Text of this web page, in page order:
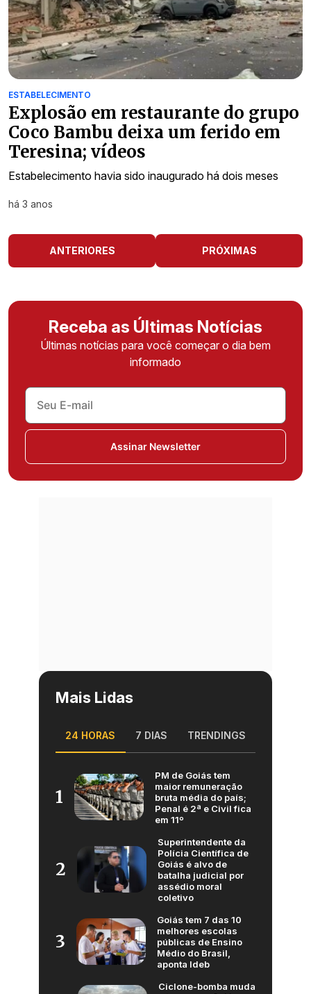
ESTABELECIMENTO
Explosão em restaurante do grupo
Coco Bambu deixa um ferido em
Teresina; vídeos
Estabelecimento havia sido inaugurado há dois meses
há 3 anos
ANTERIORES PRÓXIMAS
Receba as Últimas Notícias
Últimas notícias para você começar o dia bem
informado
Assinar Newsletter
Mais Lidas
24 HORAS 7 DIAS TRENDINGS
1
PM de Goiás tem
maior remuneração
bruta média do país;
Penal é 2ª e Civil fica
em 11º
2
Superintendente da
Polícia Científica de
Goiás é alvo de
batalha judicial por
assédio moral
coletivo
3
Goiás tem 7 das 10
melhores escolas
públicas de Ensino
Médio do Brasil,
aponta Ideb
Ciclone-bomba muda